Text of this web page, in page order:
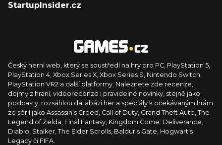
StartupInsider.cz
Český herní web, který se soustředí na hry pro PC, PlayStation 5,
PlayStation 4, Xbox Series X, Xbox Series S, Nintendo Switch,
PlayStation VR2 a další platformy. Naleznete zde recenze,
dojmy z hraní, videorecenze i pravidelné novinky, stejně jako
podcasty, rozsáhlou databázi her a speciály k očekávaným hrám
ze sérií jako Assassin's Creed, Call of Duty, Grand Theft Auto, The
Legend of Zelda, Final Fantasy, Kingdom Come: Deliverance,
Diablo, Stalker, The Elder Scrolls, Baldur's Gate, Hogwart's
Legacy či FIFA.